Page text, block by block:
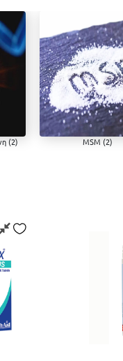
Γλυκοζαμίνη-Χονδροϊτίνη (2) MSM (2)